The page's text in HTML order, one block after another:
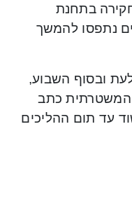
בתחנת
נתפסו להמשך
ובסוף השבוע,
המשטרתית כתב
עד תום ההליכים